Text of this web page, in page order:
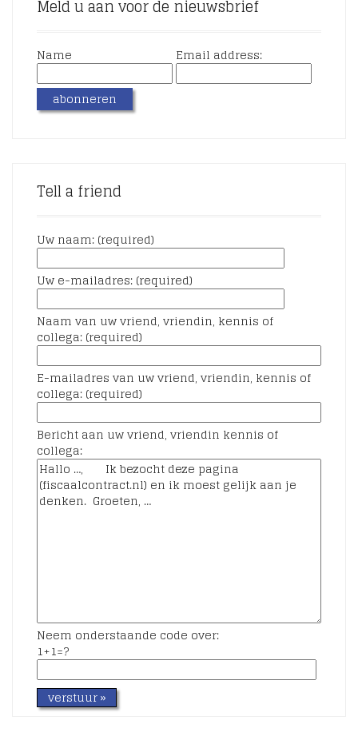
Meld u aan voor de nieuwsbrief
Name Email address:
Tell a friend
Uw naam: (required)
Uw e-mailadres: (required)
Naam van uw vriend, vriendin, kennis of
collega: (required)
E-mailadres van uw vriend, vriendin, kennis of
collega: (required)
Bericht aan uw vriend, vriendin kennis of
collega:
Neem onderstaande code over:
1+1=?